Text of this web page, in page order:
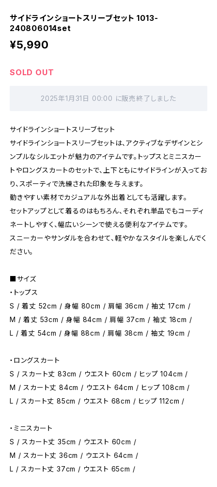
サイドラインショートスリーブセット 1013-
240806014set
¥5,990
SOLD OUT
2025年1月31日 00:00 に販売終了しました
サイドラインショートスリーブセット
サイドラインショートスリーブセットは、アクティブなデザインとシ
ンプルなシルエットが魅力のアイテムです。トップスとミニスカー
トやロングスカートのセットで、上下ともにサイドラインが入ってお
り、スポーティで洗練された印象を与えます。
動きやすい素材でカジュアルな外出着としても活躍します。
セットアップとして着るのはもちろん、それぞれ単品でもコーディ
ネートしやすく、幅広いシーンで使える便利なアイテムです。
スニーカーやサンダルを合わせて、軽やかなスタイルを楽しんでく
ださい。
■サイズ
・トップス
S / 着丈 52cm / 身幅 80cm / 肩幅 36cm / 袖丈 17cm /
M / 着丈 53cm / 身幅 84cm / 肩幅 37cm / 袖丈 18cm /
L / 着丈 54cm / 身幅 88cm / 肩幅 38cm / 袖丈 19cm /
・ロングスカート
S / スカート丈 83cm / ウエスト 60cm / ヒップ 104cm /
M / スカート丈 84cm / ウエスト 64cm / ヒップ 108cm /
L / スカート丈 85cm / ウエスト 68cm / ヒップ 112cm /
・ミニスカート
S / スカート丈 35cm / ウエスト 60cm /
M / スカート丈 36cm / ウエスト 64cm /
L / スカート丈 37cm / ウエスト 65cm /